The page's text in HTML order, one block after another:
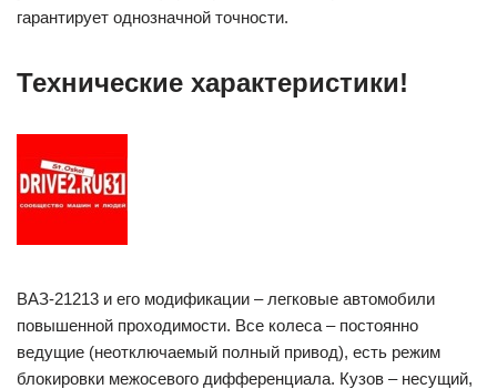
гарантирует однозначной точности.
Технические характеристики!
ВАЗ-21213 и его модификации – легковые автомобили
повышенной проходимости. Все колеса – постоянно
ведущие (неотключаемый полный привод), есть режим
блокировки межосевого дифференциала. Кузов – несущий,